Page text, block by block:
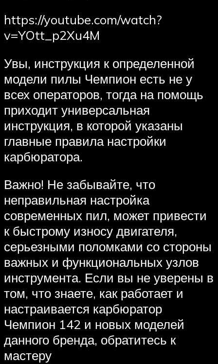
https://youtube.com/watch?
v=YOtt_p2Xu4M
Увы, инструкция к определенной
модели пилы Чемпион есть не у
всех операторов, тогда на помощь
приходит универсальная
инструкция, в которой указаны
главные правила настройки
карбюратора.
Важно! Не забывайте, что
неправильная настройка
современных пил, может привести
к быстрому износу двигателя,
серьезными поломками со стороны
важных и функциональных узлов
инструмента. Если вы не уверены в
том, что знаете, как работает и
настраивается карбюратор
Чемпион 142 и новых моделей
данного бренда, обратитесь к
мастеру